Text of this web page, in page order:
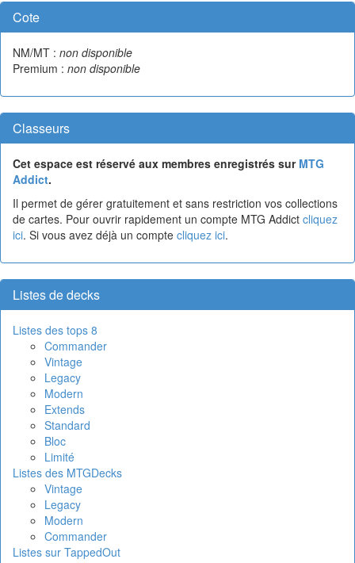
Cote
NM/MT : non disponible
Premium : non disponible
Classeurs
Cet espace est réservé aux membres enregistrés sur MTG
Addict.
Il permet de gérer gratuitement et sans restriction vos collections
de cartes. Pour ouvrir rapidement un compte MTG Addict cliquez
ici. Si vous avez déjà un compte cliquez ici.
Listes de decks
Listes des tops 8
Commander
Vintage
Legacy
Modern
Extends
Standard
Bloc
Limité
Listes des MTGDecks
Vintage
Legacy
Modern
Commander
Listes sur TappedOut